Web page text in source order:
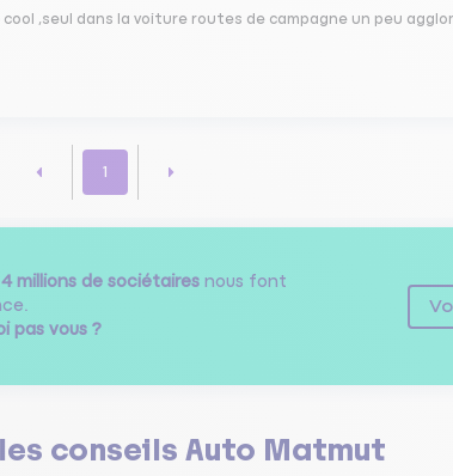
,seul dans la voiture routes de campagne un peu
1
4 millions de sociétairesnous font
pas vous ?
conseils Auto Matmut